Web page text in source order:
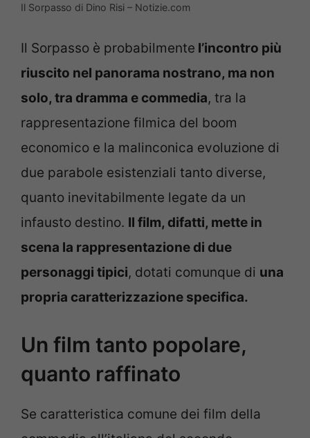
Il Sorpasso di Dino Risi – Notizie.com
Il Sorpasso è probabilmente l’incontro più
riuscito nel panorama nostrano, ma non
solo, tra dramma e commedia, tra la
rappresentazione filmica del boom
economico e la malinconica evoluzione di
due parabole esistenziali tanto diverse,
quanto inevitabilmente legate da un
infausto destino. Il film, difatti, mette in
scena la rappresentazione di due
personaggi tipici, dotati comunque di una
propria caratterizzazione specifica.
Un film tanto popolare,
quanto raffinato
Se caratteristica comune dei film della